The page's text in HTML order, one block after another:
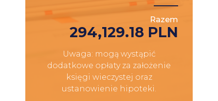
Razem
294,129.18 PLN
Uwaga: mogą wystąpić
dodatkowe opłaty za założenie
księgi wieczystej oraz
ustanowienie hipoteki.